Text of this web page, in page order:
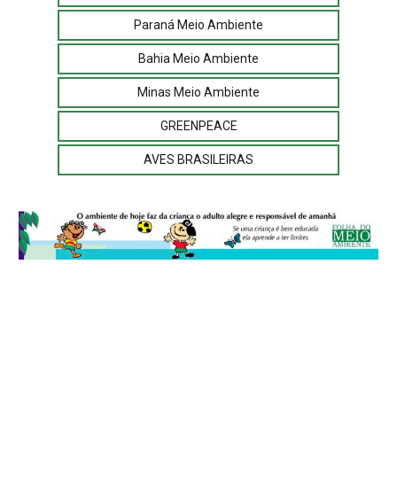
Paraná Meio Ambiente
Bahia Meio Ambiente
Minas Meio Ambiente
GREENPEACE
AVES BRASILEIRAS